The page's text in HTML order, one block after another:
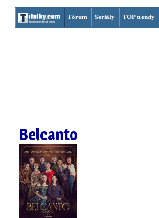
Fórum Seriály TOP trendy
Belcanto